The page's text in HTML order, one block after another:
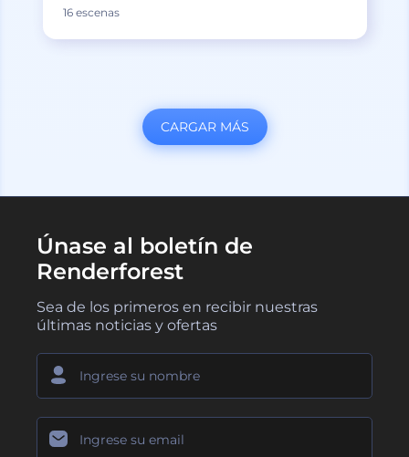
16 escenas
CARGAR MÁS
Únase al boletín de
Renderforest
Sea de los primeros en recibir nuestras
últimas noticias y ofertas